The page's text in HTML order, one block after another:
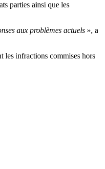
parties ainsi que les
aux problèmes actuels », a
les infractions commises hors